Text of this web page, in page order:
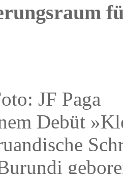
JF Paga
Debüt